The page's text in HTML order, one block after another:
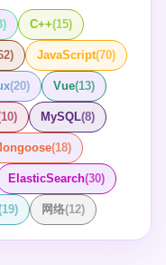
) C++(15)
) JavaScript(70)
(20) Vue(13)
10) MySQL(8)
(18)
ElasticSearch(30)
19) 网络(12)